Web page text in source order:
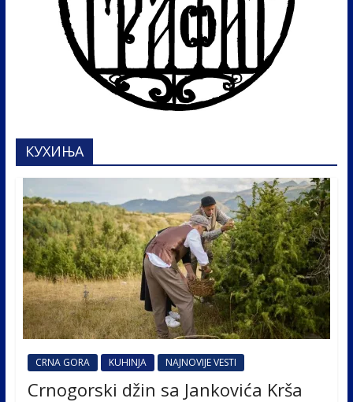
КУХИЊА
CRNA GORA KUHINJA NAJNOVIJE VESTI
Crnogorski džin sa Jankovića Krša